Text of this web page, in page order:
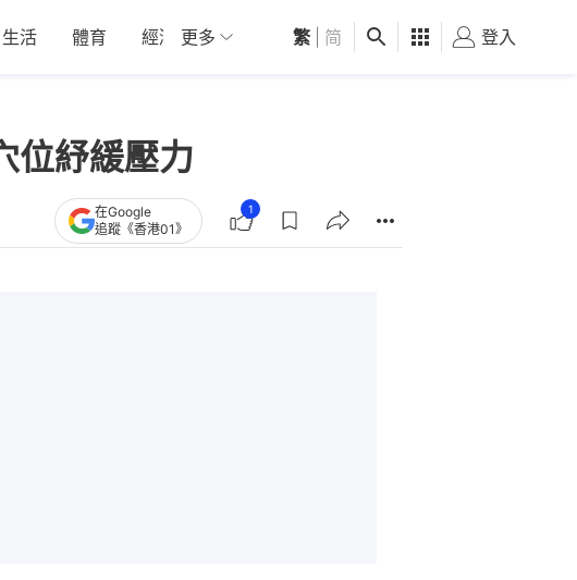
生活 體育 經濟 01深圳 觀點 健康 好食玩飛
更多 繁 简 登入
位紓緩壓力
在Google
追蹤《香港01》
1